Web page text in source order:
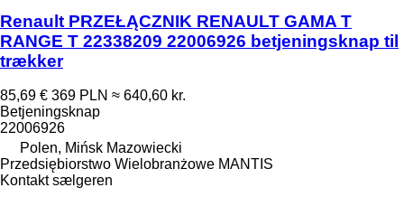
Renault PRZEŁĄCZNIK RENAULT GAMA T
RANGE T 22338209 22006926 betjeningsknap til
trækker
85,69 € 369 PLN ≈ 640,60 kr.
Betjeningsknap
22006926
Polen, Mińsk Mazowiecki
Przedsiębiorstwo Wielobranżowe MANTIS
Kontakt sælgeren